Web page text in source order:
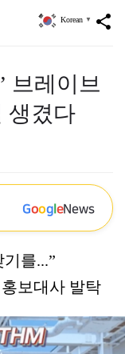
share
Korean ▼
브레이브
생겼다
GoogleNews
를...”
보대사 발탁